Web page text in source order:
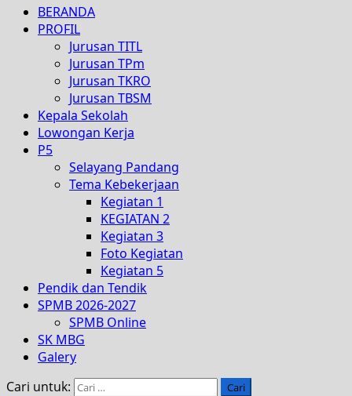
BERANDA
PROFIL
Jurusan TITL
Jurusan TPm
Jurusan TKRO
Jurusan TBSM
Kepala Sekolah
Lowongan Kerja
P5
Selayang Pandang
Tema Kebekerjaan
Kegiatan 1
KEGIATAN 2
Kegiatan 3
Foto Kegiatan
Kegiatan 5
Pendik dan Tendik
SPMB 2026-2027
SPMB Online
SK MBG
Galery
Cari untuk: